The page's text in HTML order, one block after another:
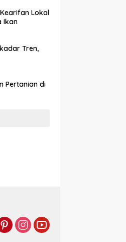
Lokal
Ikan
Tren,
Pertanian di